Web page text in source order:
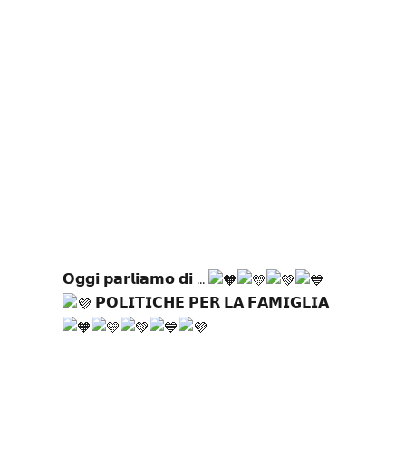
𝗢𝗴𝗴𝗶 𝗽𝗮𝗿𝗹𝗶𝗮𝗺𝗼 𝗱𝗶 ...
𝗣𝗢𝗟𝗜𝗧𝗜𝗖𝗛𝗘 𝗣𝗘𝗥 𝗟𝗔 𝗙𝗔𝗠𝗜𝗚𝗟𝗜𝗔